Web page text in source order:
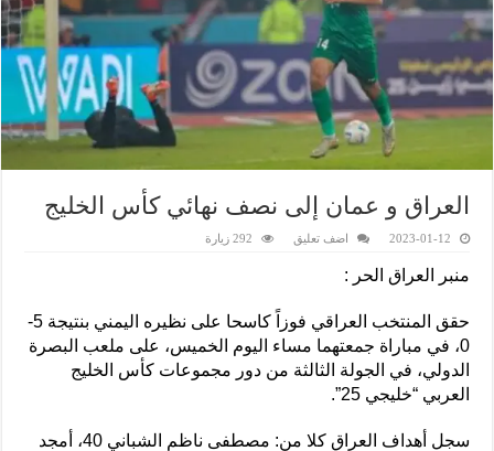
العراق و عمان إلى نصف نهائي كأس الخليج
2023-01-12 اضف تعليق 292 زيارة
منبر العراق الحر :
حقق المنتخب العراقي فوزاً كاسحا على نظيره اليمني بنتيجة 5-
0، في مباراة جمعتهما مساء اليوم الخميس، على ملعب البصرة
الدولي، في الجولة الثالثة من دور مجموعات كأس الخليج
العربي “خليجي 25”.
سجل أهداف العراق كلا من: مصطفى ناظم الشباني 40، أمجد